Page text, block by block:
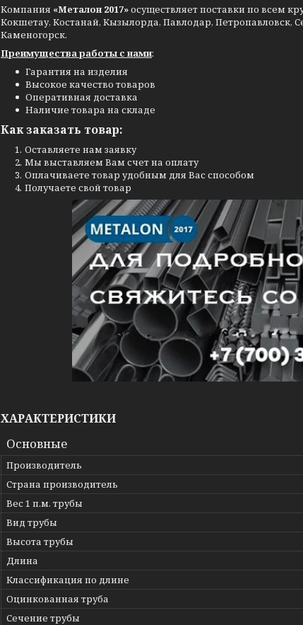
Компания «Металон 2017»осуществляет поставки по всем
Кокшетау, Костанай, Кызылорда, Павлодар, Петропавловск,
Каменогорск.
Преимущества работы с нами:
Гарантия на изделия
Высокое качество товаров
Оперативная доставка
Наличие товара на складе
Как заказать товар:
Оставляете нам заявку
Мы выставляем Вам счет на оплату
Оплачиваете товар удобным для Вас способом
Получаете свой товар
ХАРАКТЕРИСТИКИ
Основные
Производитель
Страна производитель
Вес 1 п.м. трубы
Вид трубы
Высота трубы
Длина
Классификация по длине
Оцинкованная труба
Сечение трубы